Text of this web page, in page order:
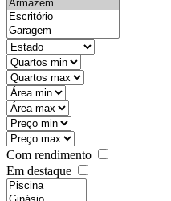
state
mintypo
maxtypo
minarea
maxarea
minprice
maxprice
Com rendimento
Em destaque
features